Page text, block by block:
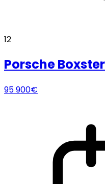
12
PorscheBoxster
95 900€